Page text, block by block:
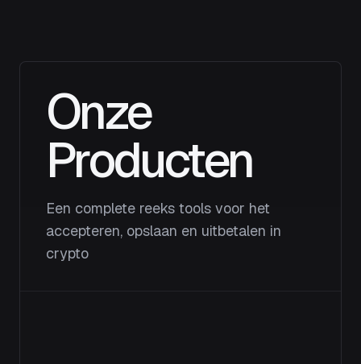
Onze
Producten
Een complete reeks tools voor het
accepteren, opslaan en uitbetalen in
crypto